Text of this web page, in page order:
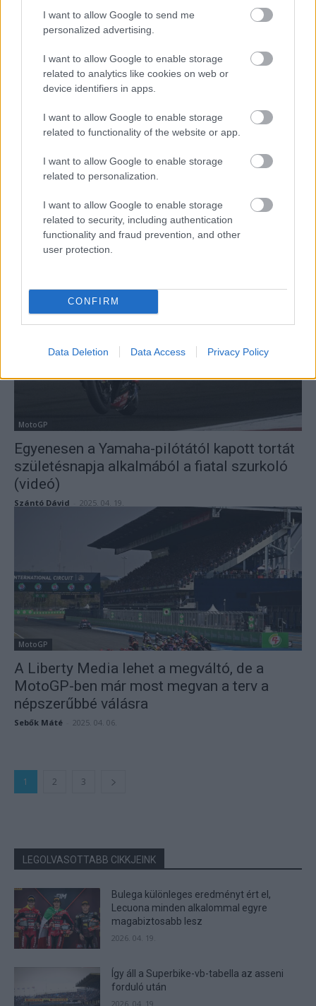
I want to allow Google to send me
personalized advertising.
I want to allow Google to enable storage
related to analytics like cookies on web or
device identifiers in apps.
I want to allow Google to enable storage
related to functionality of the website or app.
I want to allow Google to enable storage
related to personalization.
I want to allow Google to enable storage
related to security, including authentication
functionality and fraud prevention, and other
user protection.
CONFIRM
Data Deletion Data Access Privacy Policy
Nem jött össze az álom, de Bezzecchi így is
nagy ünneplést kapott az olasz szurkolóktól
Sebők Máté - 2025. 06. 23.
A gyári Ducati főnöke felszólította Marc
Márquezt és Rossit, hogy hagyják abba az
MotoGP
Egyenesen a Yamaha-pilótától kapott tortát
születésnapja alkalmából a fiatal szurkoló
(videó)
Szántó Dávid 2025. 04. 19.
MotoGP
A Liberty Media lehet a megváltó, de a
MotoGP-ben már most megvan a terv a
népszerűbbé válásra
Sebők Máté 2025. 04. 06.
1 2 3
LEGOLVASOTTABB CIKKJEINK
Bulega különleges eredményt ért el,
Lecuona minden alkalommal egyre
magabiztosabb lesz
2026. 04. 19.
Így áll a Superbike-vb-tabella az asseni
forduló után
2026. 04. 19.